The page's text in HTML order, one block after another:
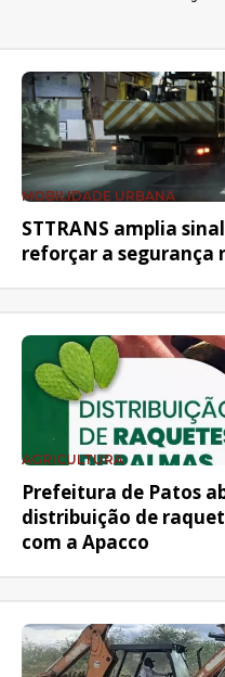
MOBILIDADE URBANA
STTRANS amplia
reforçar a segurança
AGRICULTURA
Prefeitura de Patos
distribuição de
com a Apacco